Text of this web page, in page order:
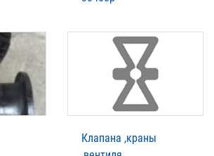
Клапана ,краны